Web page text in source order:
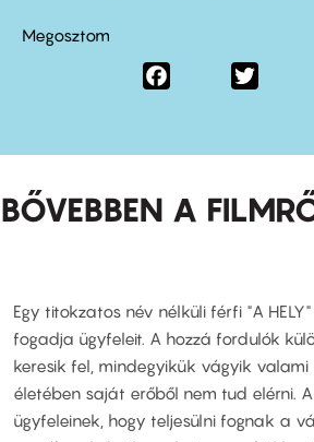
Megosztom
Facebook
BŐVEBBEN A
Egy titokzatos név nélküli férfi "A
fogadja ügyfeleit. A hozzá fordulók
keresik fel, mindegyikük vágyik
életében saját erőből nem tud elérni.
ügyfeleinek, hogy teljesülni fognak a